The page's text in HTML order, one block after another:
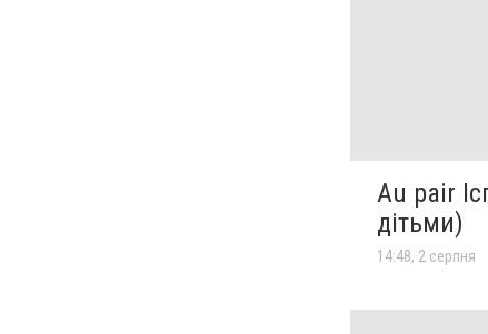
Au pair
дітьми)
14:48, 2 серпня